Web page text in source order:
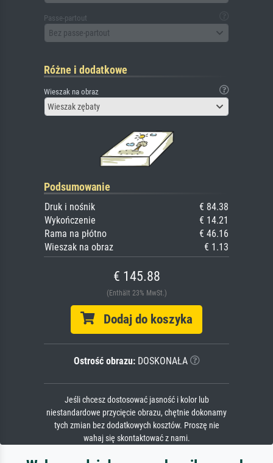
Passe-partout
Bez passe-partout
Różne i dodatkowe
Wieszak na obraz
Wieszak zębaty
Podsumowanie
Druk i nośnik
€ 84.38
Wykończenie
€ 14.21
Rama na płótno
€ 46.16
Wieszak na obraz
€ 1.13
€ 145.88
(Enthält 23% MwSt.)
Dodaj do koszyka
Ostrość obrazu:DOSKONAŁA
Jeśli chcesz dostosować jasność i kolor lub
niestandardowe przycięcie obrazu, chętnie dokonamy
tych zmian bez dodatkowych kosztów. Proszę nie
wahaj się skontaktować z nami.